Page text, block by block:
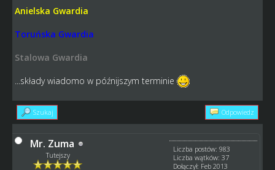
Anielska Gwardia
Toruńska Gwardia
Stalowa Gwardia
...składy wiadomo w późnijszym terminie
Szukaj Odpowiedz
Mr. Zuma
Tutejszy
Liczba postów: 983
Liczba wątków: 37
Dołączył: Feb 2013